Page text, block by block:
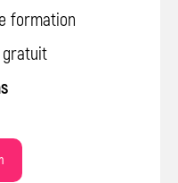
formation
gratuit